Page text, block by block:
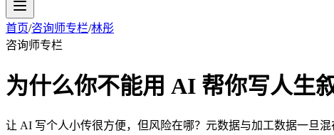
首页/咨询师专栏/林彤
咨询师专栏
为什么你不能用 AI 帮你写人生
让 AI 写个人小传很方便，但风险在哪？元数据与加工数据一旦